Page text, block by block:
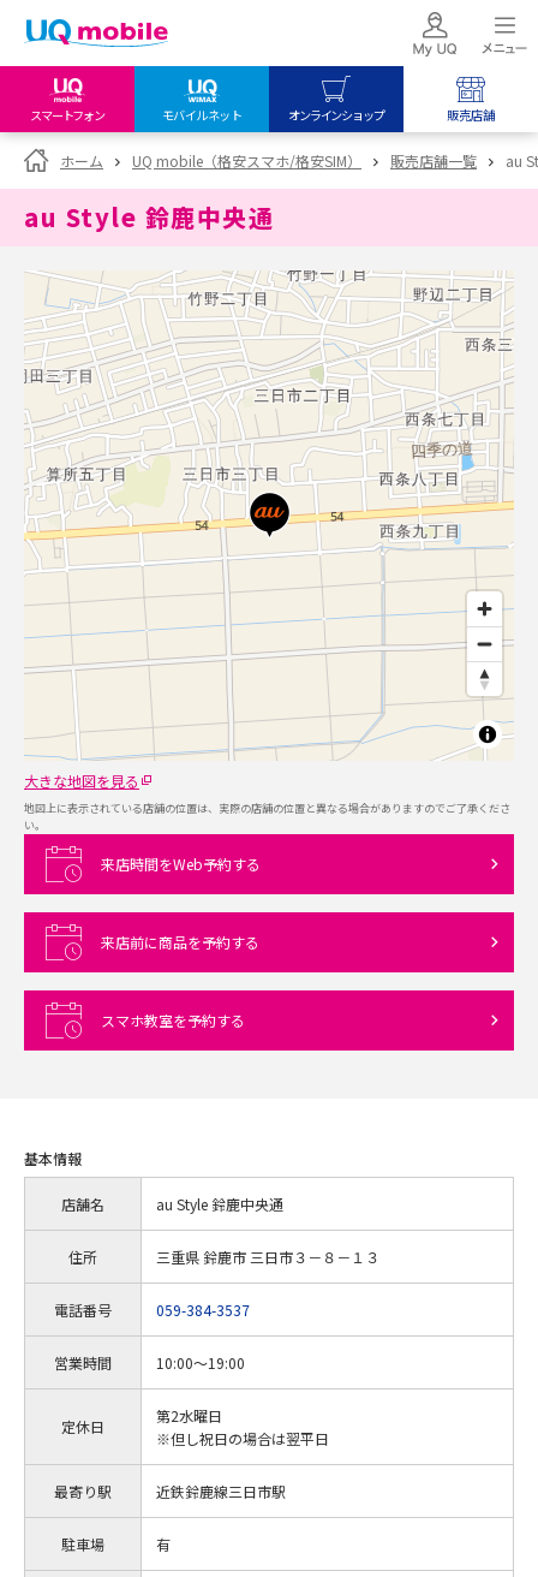
スマートフォン モバイルネット オンラインショップ 販売店舗
my UQ WiMAX
UQ WiMAX ご契約の方
My UQ mobile
UQ mobile
データチャージサイト
UQ mobile
オンラインショップ
UQ WiMAX
UQ mobile
販売店舗
UQ WiMAX
ホーム UQ mobile（格安スマホ/格安SIM） 販売店舗一覧 au
au Style 鈴鹿中央通
大きな地図を見る
地図上に表示されている店舗の位置は、実際の店舗の位置と異なる場合がありますのでご了承くださ
い。
来店時間をWeb予約する
来店前に商品を予約する
スマホ教室を予約する
基本情報
店舗名 au Style 鈴鹿中央通
住所 三重県 鈴鹿市 三日市３－８－１３
電話番号 059-384-3537
営業時間 10:00～19:00
定休日
第2水曜日
※但し祝日の場合は翌平日
最寄り駅 近鉄鈴鹿線三日市駅
駐車場 有